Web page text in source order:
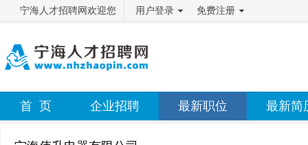
宁海人才招聘网欢迎您 用户登录 免费注册
首 页 企业招聘 最新职位 最新简